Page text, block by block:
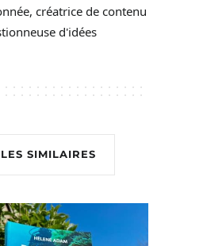
créatrice de contenu
d'idées
SIMILAIRES